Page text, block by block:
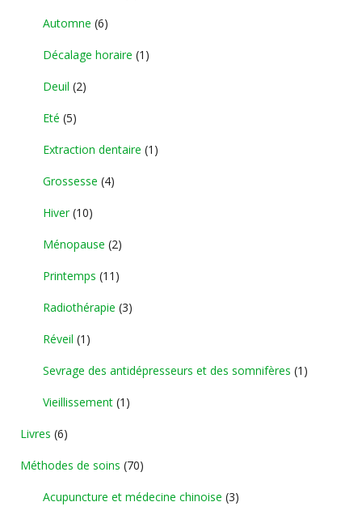
Automne (6)
Décalage horaire (1)
Deuil (2)
Eté (5)
Extraction dentaire (1)
Grossesse (4)
Hiver(10)
Ménopause (2)
Printemps (11)
Radiothérapie (3)
Réveil (1)
Sevrage des antidépresseurs et des somnifères (1)
Vieillissement (1)
Livres (6)
Méthodes de soins (70)
Acupuncture et médecine chinoise (3)